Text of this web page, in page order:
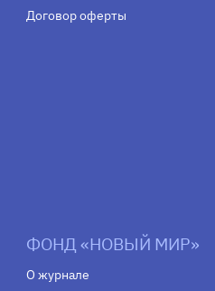
Договор оферты
ФОНД «НОВЫЙ МИР»
О журнале